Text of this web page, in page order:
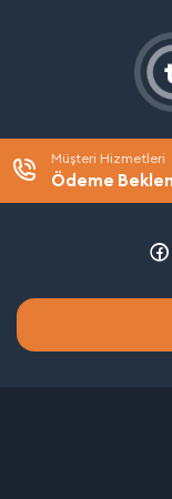
Müşteri Hizmetleri
Ödeme